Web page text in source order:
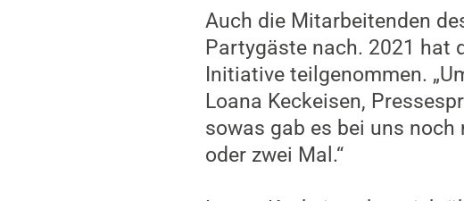
Auch die Mitarbeitenden
Partygäste nach. 2021 hat
Initiative teilgenommen.
Loana Keckeisen,
sowas gab es bei uns noch
oder zwei Mal.“